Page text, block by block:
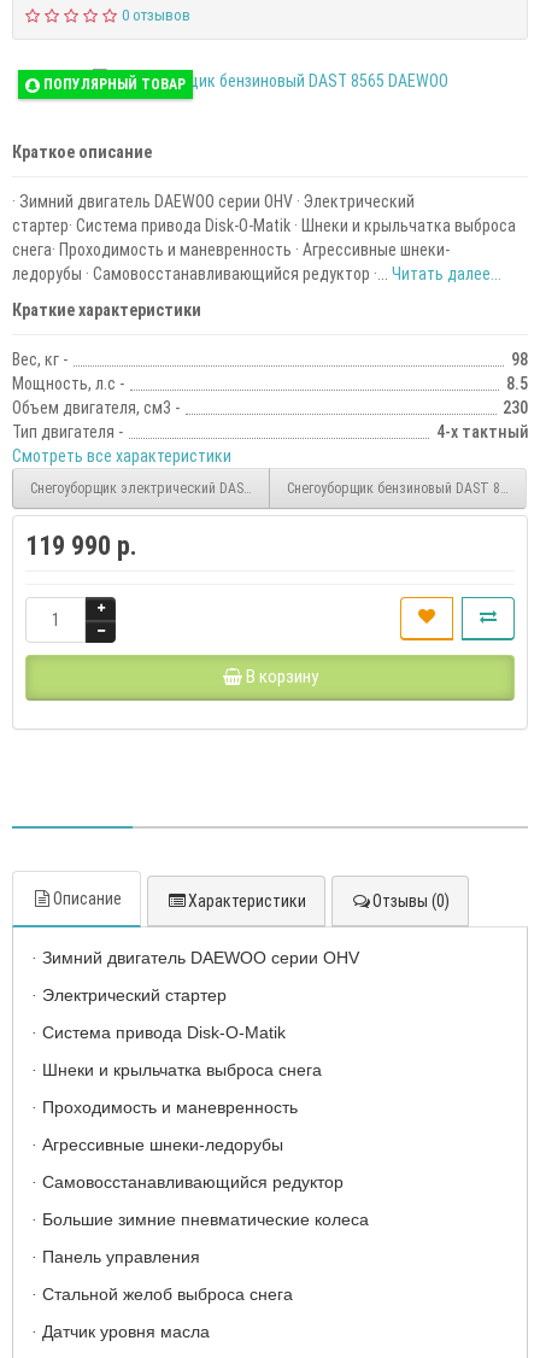
0 отзывов
ПОПУЛЯРНЫЙ ТОВАР
Краткое описание
· Зимний двигатель DAEWOO серии OHV · Электрический
стартер· Система привода Disk-O-Matik · Шнеки и крыльчатка выброса
снега· Проходимость и маневренность · Агрессивные шнеки-
ледорубы · Самовосстанавливающийся редуктор ·... Читать далее...
Краткие характеристики
Вес, кг -
98
Мощность, л.с -
8.5
Объем двигателя, см3 -
230
Тип двигателя -
4-х тактный
Смотреть все характеристики
Снегоуборщик электрический DAST 3000E DAEWOOСнегоуборщик бензиновый DAST 8570
119 990 р.
В корзину
Описание Характеристики Отзывы (0)
· Зимний двигатель DAEWOO серии OHV
· Электрический стартер
· Система привода Disk-O-Matik
· Шнеки и крыльчатка выброса снега
· Проходимость и маневренность
· Агрессивные шнеки-ледорубы
· Самовосстанавливающийся редуктор
· Большие зимние пневматические колеса
· Панель управления
· Стальной желоб выброса снега
· Датчик уровня масла